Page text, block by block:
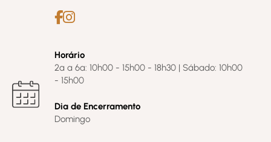
Horário
2ª a 6ª: 10h00 - 15h00 - 18h30 | Sábado: 10h00
- 15h00
Dia de Encerramento
Domingo